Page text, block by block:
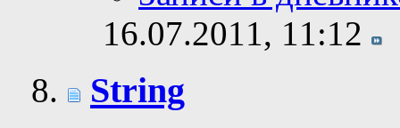
16.07.2011, 11:12
String